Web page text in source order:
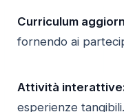
Curriculum
fornendo ai
Attività
esperienze tangibili.